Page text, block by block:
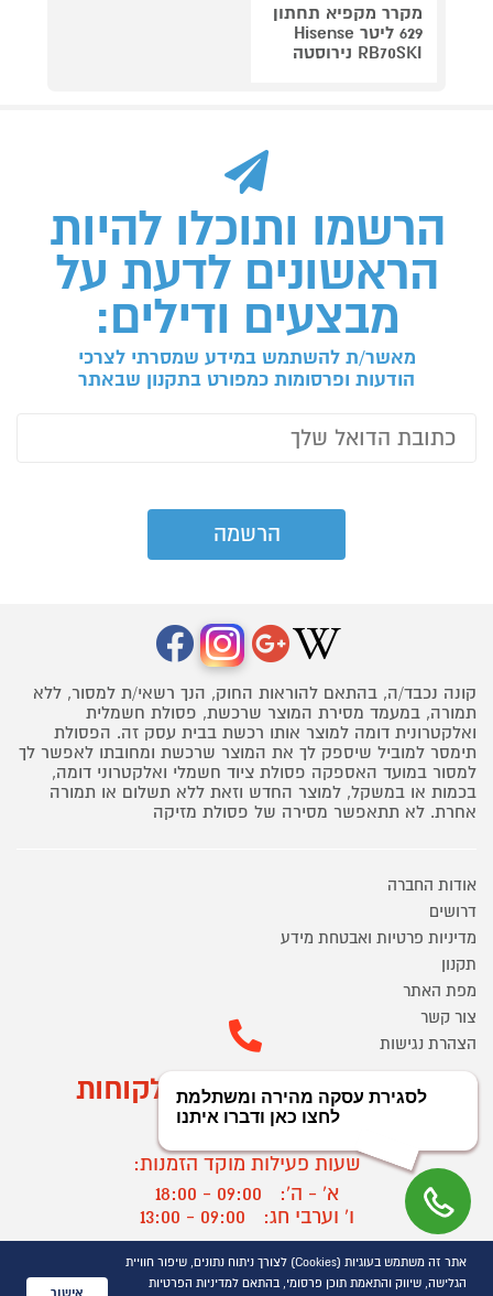
מקרר מקפיא תחתון
629 ליטר Hisense
RB70SKI נירוסטה
הרשמו ותוכלו להיות
הראשונים לדעת על
מבצעים ודילים:
מאשר/ת להשתמש במידע שמסרתי לצרכי
הודעות ופרסומות כמפורט בתקנון שבאתר
קונה נכבד/ה, בהתאם להוראות החוק, הנך רשאי/ת למסור, ללא
תמורה, במעמד מסירת המוצר שרכשת, פסולת חשמלית
ואלקטרונית דומה למוצר אותו רכשת בבית עסק זה. הפסולת
תימסר למוביל שיספק לך את המוצר שרכשת ומחובתו לאפשר לך
למסור במועד האספקה פסולת ציוד חשמלי ואלקטרוני דומה,
בכמות או במשקל, למוצר החדש וזאת ללא תשלום או תמורה
אחרת. לא תתאפשר מסירה של פסולת מזיקה
אודות החברה
דרושים
מדיניות פרטיות ואבטחת מידע
תקנון
מפת האתר
צור קשר
הצהרת נגישות
מוקד הזמנות ושירות לקוחות
03-9545370
שעות פעילות מוקד הזמנות:
א' - ה':
09:00 - 18:00
ו' וערבי חג:
09:00 - 13:00
שעות פעילות מוקד שירות לקוחות:
א' - ד':
09:00 - 16:30
אתר זה משתמש בעוגיות (Cookies) לצורך ניתוח נתונים, שיפור חוויית
הגלישה, שיווק והתאמת תוכן פרסומי, בהתאם למדיניות הפרטיות